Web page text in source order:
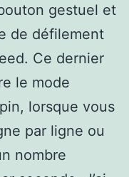
gestuel et
de défilement
Ce dernier
le mode
lorsque vous
par ligne ou
nombre